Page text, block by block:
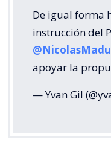
De igual forma
instrucción del
apoyar la
— Yvan Gil